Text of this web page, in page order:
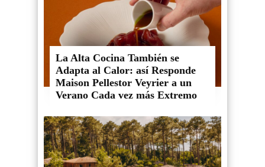
La Alta Cocina También se
Adapta al Calor: así Responde
Maison Pellestor Veyrier a un
Verano Cada vez más Extremo